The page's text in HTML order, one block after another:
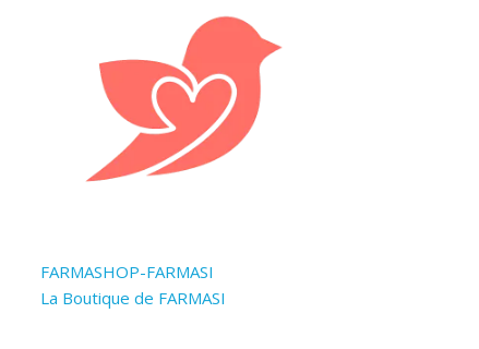
FARMASHOP-FARMASI
La Boutique de FARMASI